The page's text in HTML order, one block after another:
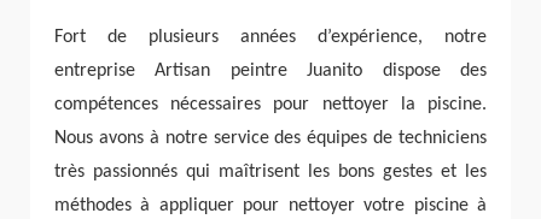
Fort de plusieurs années d’expérience, notre
entreprise Artisan peintre Juanito dispose des
compétences nécessaires pour nettoyer la piscine.
Nous avons à notre service des équipes de techniciens
très passionnés qui maîtrisent les bons gestes et les
méthodes à appliquer pour nettoyer votre piscine à